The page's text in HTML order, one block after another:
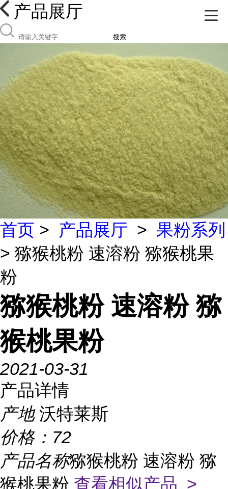
产品展厅
搜索
首页 > 产品展厅 > 果粉系列
> 猕猴桃粉 速溶粉 猕猴桃果
粉
猕猴桃粉 速溶粉 猕
猴桃果粉
2021-03-31
产品详情
产地 沃特莱斯
价格： 72
产品名称猕猴桃粉 速溶粉 猕
猴桃果粉 查看相似产品 >